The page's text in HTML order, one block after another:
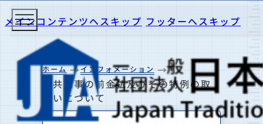
メインコンテンツへスキップ フッターへスキップ
ホーム インフォメーション
公共工事の前金払及びその特例の取
扱いについて